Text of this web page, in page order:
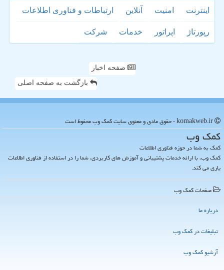
اینترنت امنیت آنلاین ارتباطات و فناوری اطلاعات
رپورتاژ اپراتور خدمات شركت
صفحه اخبار
بازگشت به صفحه اصلی
كمك وب
کمک به شما در حوزه فناوری اطلاعات
کمک وب، با ارائه خدمات پشتیبانی و آموزش های کاربردی، شما را در استفاده از فناوری اطلاعات
یاری می کند.
صفحات كمك وب
درباره ما
تبلیغات در كمك وب
آرشیو كمك وب